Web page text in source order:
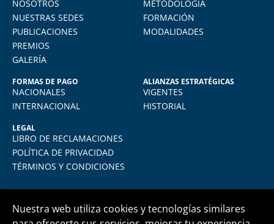
muchísimo. Uso todo lo aprendido
quehacer diario, actualmente me
como jefe de RRHH en la
empresa donde laboro.
Vivo en Arequipa y
plataforma virtual de
y muy amigable. La
NOSOTROS
NUESTRAS SEDES
PUBLICACIONES
PREMIOS
GALERÍA
METODOLOGÍA
FORMACIÓN
MODALIDADES
FORMAS DE PAGO
NACIONALES
INTERNACIONAL
ALIANZAS ESTRATÉGICAS
VIGENTES
HISTORIAL
LEGAL
LIBRO DE RECLAMACIONES
POLÍTICA DE PRIVACIDAD
TÉRMINOS Y CONDICIONES
Nuestra web utiliza cookies y tecnologías similares